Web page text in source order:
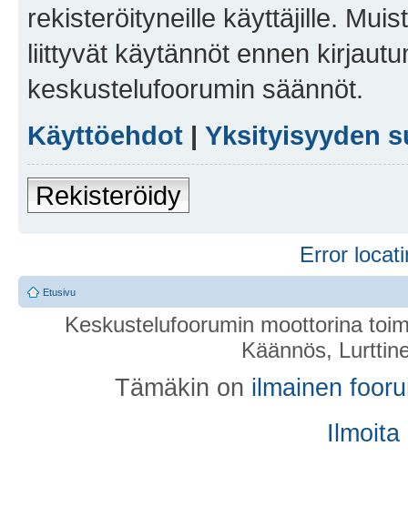
rekisteröityneille käyttäjille.
liittyvät käytännöt ennen
keskustelufoorumin säännöt.
Käyttöehdot | Yksityisyyden
Rekisteröidy
Error
Etusivu
Keskustelufoorumin moottorina
Käännös,
Tämäkin on ilmainen